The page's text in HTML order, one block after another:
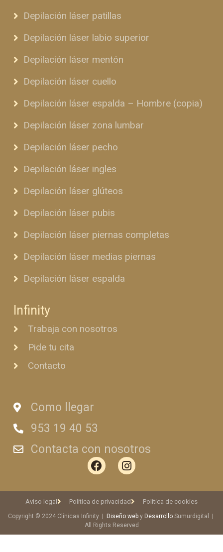
Como llegar
953 19 40 53
Contacta con nosotros
Depilación láser patillas
Depilación láser labio superior
Depilación láser mentón
Depilación láser cuello
Depilación láser espalda – Hombre (copia)
Depilación láser zona lumbar
Depilación láser pecho
Depilación láser ingles
Depilación láser glúteos
Depilación láser pubis
Depilación láser piernas completas
Depilación láser medias piernas
Depilación láser espalda
Infinity
Trabaja con nosotros
Pide tu cita
Contacto
Copyright © 2024 Clínicas Infinity | Diseño web y Desarrollo Sumurdigital |
All Rights Reserved
Aviso legal Política de privacidad Política de cookies